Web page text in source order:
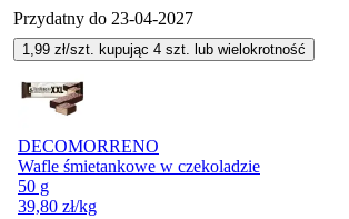
Przydatny do 23-04-2027
1,99 zł/szt. kupując 4 szt. lub wielokrotność
DECOMORRENO
Wafle śmietankowe w czekoladzie
50 g
39,80 zł/kg